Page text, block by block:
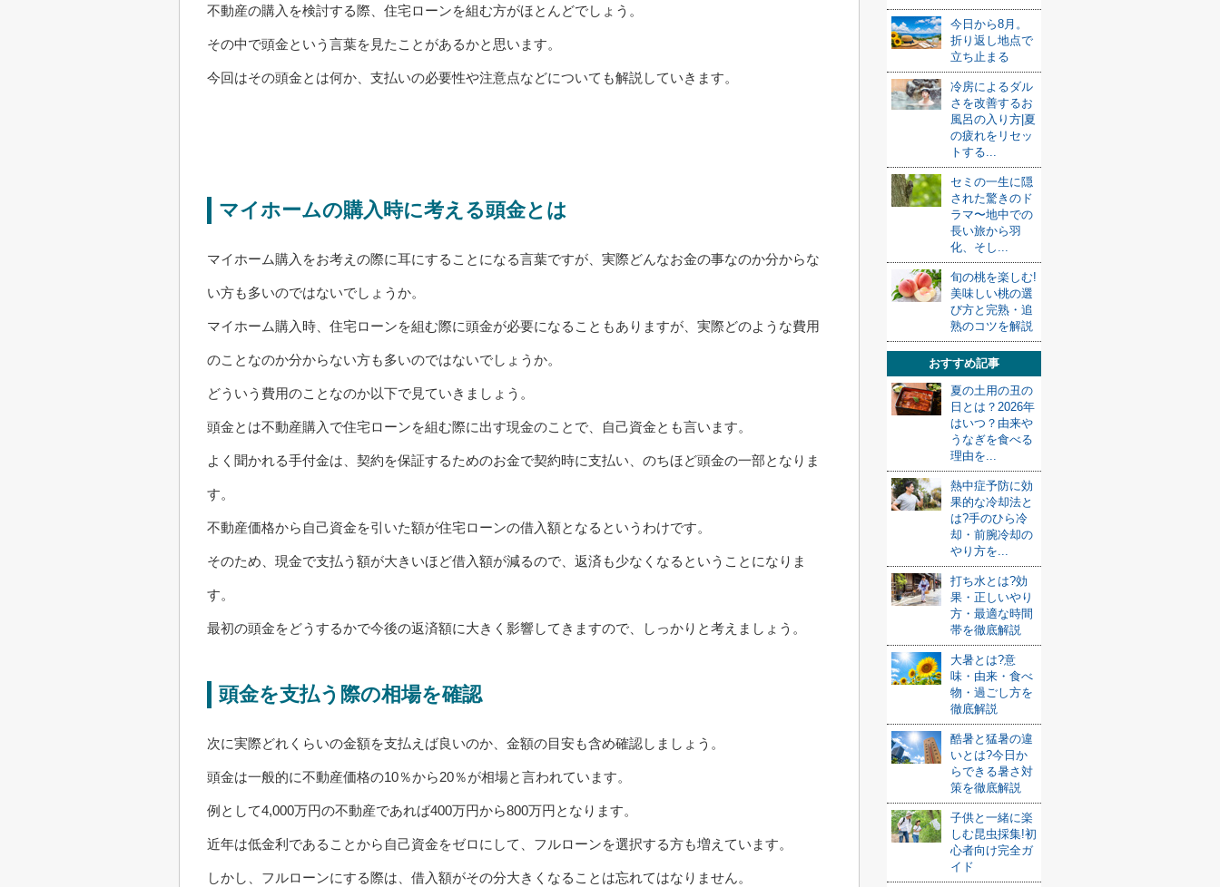
不動産の購入を検討する際、住宅ローンを組む方がほとんどでしょう。
その中で頭金という言葉を見たことがあるかと思います。
今回はその頭金とは何か、支払いの必要性や注意点などについても解説していきます。
マイホームの購入時に考える頭金とは
マイホーム購入をお考えの際に耳にすることになる言葉ですが、実際どんなお金の事なのか分からな
い方も多いのではないでしょうか。
マイホーム購入時、住宅ローンを組む際に頭金が必要になることもありますが、実際どのような費用
のことなのか分からない方も多いのではないでしょうか。
どういう費用のことなのか以下で見ていきましょう。
頭金とは不動産購入で住宅ローンを組む際に出す現金のことで、自己資金とも言います。
よく聞かれる手付金は、契約を保証するためのお金で契約時に支払い、のちほど頭金の一部となりま
す。
不動産価格から自己資金を引いた額が住宅ローンの借入額となるというわけです。
そのため、現金で支払う額が大きいほど借入額が減るので、返済も少なくなるということになりま
す。
最初の頭金をどうするかで今後の返済額に大きく影響してきますので、しっかりと考えましょう。
頭金を支払う際の相場を確認
次に実際どれくらいの金額を支払えば良いのか、金額の目安も含め確認しましょう。
頭金は一般的に不動産価格の10％から20％が相場と言われています。
例として4,000万円の不動産であれば400万円から800万円となります。
近年は低金利であることから自己資金をゼロにして、フルローンを選択する方も増えています。
しかし、フルローンにする際は、借入額がその分大きくなることは忘れてはなりません。
今日から8月。
折り返し地点で
立ち止まる
冷房によるダル
さを改善するお
風呂の入り方|夏
の疲れをリセッ
トする...
セミの一生に隠
された驚きのド
ラマ〜地中での
長い旅から羽
化、そし...
旬の桃を楽しむ!
美味しい桃の選
び方と完熟・追
熟のコツを解説
おすすめ記事
夏の土用の丑の
日とは？2026年
はいつ？由来や
うなぎを食べる
理由を...
熱中症予防に効
果的な冷却法と
は?手のひら冷
却・前腕冷却の
やり方を...
打ち水とは?効
果・正しいやり
方・最適な時間
帯を徹底解説
大暑とは?意
味・由来・食べ
物・過ごし方を
徹底解説
酷暑と猛暑の違
いとは?今日か
らできる暑さ対
策を徹底解説
子供と一緒に楽
しむ昆虫採集!初
心者向け完全ガ
イド